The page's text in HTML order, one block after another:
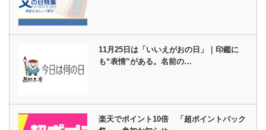
11月25日は「いいえがおの日」｜印鑑に
も“表情”がある。名前の…
楽天でポイント10倍 「超ポイントバック